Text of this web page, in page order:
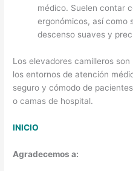
médico. Suelen contar
ergonómicos, así como
descenso suaves y
Los elevadores camilleros
los entornos de atención
seguro y cómodo de
o camas de hospital.
INICIO
Agradecemos a: